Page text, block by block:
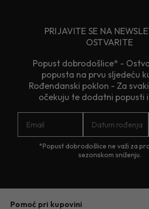
PRIJAVITE SE NA
OSTVARITE
Popust dobrodošlice* -
popusta na prvu sljedeću
Rođendanski poklon - Za
očekuju te dodatni popusti
*Popust dobrodošlice ne važi za
sezonskom sniženju.
Pomoć pri kupovini